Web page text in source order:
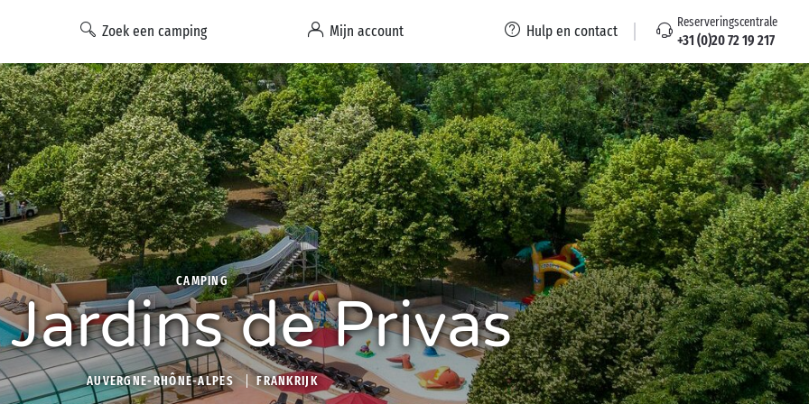
Zoek een camping Mijn account Hulp en contact Reserveringscentrale
+31 (0)20 72 19 217
CAMPING
de Privas
AUVERGNE-RHÔNE-ALPES FRANKRIJK